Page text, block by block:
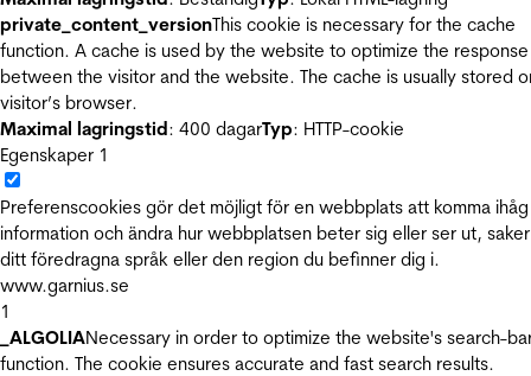
private_content_versionThis cookie is necessary for the cache
function. A cache is used by the website to optimize the
between the visitor and the website. The cache is usually stored
visitor’s browser.
Maximal lagringstid: 400 dagarTyp: HTTP-cookie
Egenskaper 1
Preferenscookies gör det möjligt för en webbplats att komma ihåg
information och ändra hur webbplatsen beter sig eller ser ut,
ditt föredragna språk eller den region du befinner dig i.
www.garnius.se
1
_ALGOLIANecessary in order to optimize the website's search-
function. The cookie ensures accurate and fast search results.